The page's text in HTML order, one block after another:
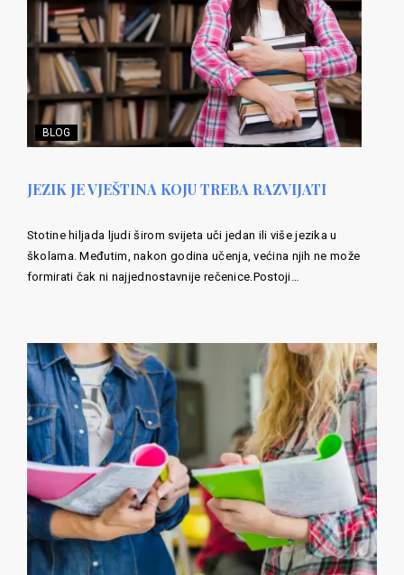
BLOG
JEZIK JE VJEŠTINA KOJU TREBA RAZVIJATI
Stotine hiljada ljudi širom svijeta uči jedan ili više jezika u
školama. Međutim, nakon godina učenja, većina njih ne može
formirati čak ni najjednostavnije rečenice.Postoji…